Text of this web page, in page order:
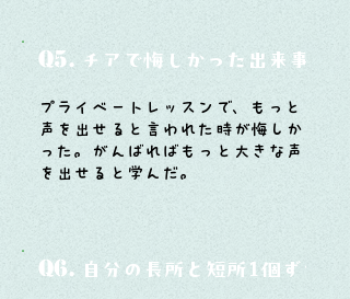
Q5. チアで悔しかった出来事と
プライベートレッスンで、もっと
声を出せると言われた時が悔しか
った。がんばればもっと大きな声
を出せると学んだ。
Q6. 自分の長所と短所1個ずつ